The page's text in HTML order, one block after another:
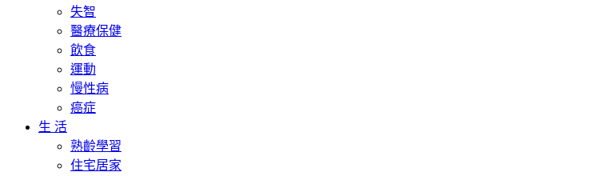
失智
醫療保健
飲食
運動
慢性病
癌症
生 活
熟齡學習
住宅居家